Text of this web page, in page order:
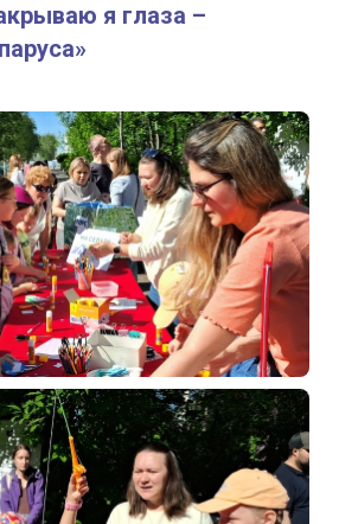
я глаза –